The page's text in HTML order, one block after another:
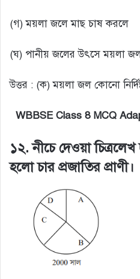
(গ) ময়লা জলে মাছ চাষ করলে
(ঘ) পানীয় জলের উৎসে ময়লা জল
উত্তর : (ক) ময়লা জল কোনো
WBBSE Class 8 MCQ
১২. নীচে দেওয়া
হলো চার প্রজাতির প্রাণী।